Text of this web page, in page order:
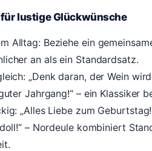
lustige Glückwünsche
Alltag: Beziehe ein
an als ein Standardsatz.
„Denk daran, der Wein
Jahrgang!“ – ein Klassiker
„Alles Liebe zum
– Nordeule kombiniert